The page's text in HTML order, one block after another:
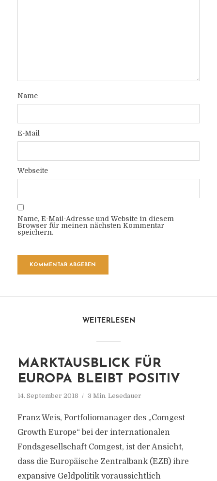
Name
E-Mail
Webseite
Name, E-Mail-Adresse und Website in diesem
Browser für meinen nächsten Kommentar
speichern.
WEITERLESEN
MARKTAUSBLICK FÜR
EUROPA BLEIBT POSITIV
14. September 2018 3 Min. Lesedauer
Franz Weis, Portfoliomanager des „Comgest
Growth Europe“ bei der internationalen
Fondsgesellschaft Comgest, ist der Ansicht,
dass die Europäische Zentralbank (EZB) ihre
expansive Geldpolitik voraussichtlich